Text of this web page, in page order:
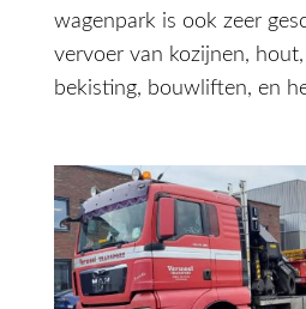
wagenpark is ook zeer
vervoer van kozijnen,
bekisting, bouwliften, en